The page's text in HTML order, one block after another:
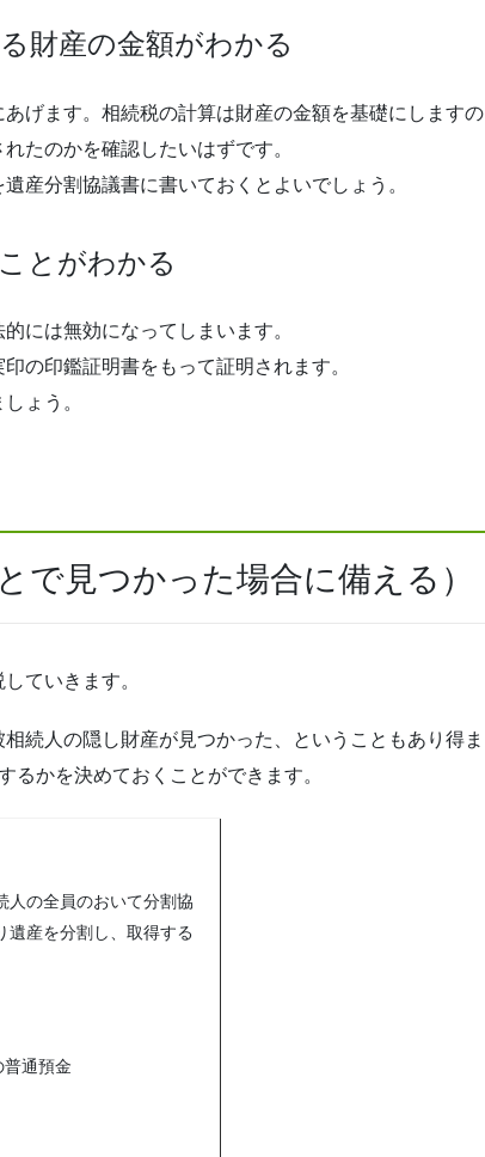
財産の金額がわかる
げます。相続税の計算は財産の金額を基礎にしますの
たのかを確認したいはずです。
産分割協議書に書いておくとよいでしょう。
とがわかる
には無効になってしまいます。
の印鑑証明書をもって証明されます。
ょう。
で見つかった場合に備える）
ていきます。
続人の隠し財産が見つかった、ということもあり得ま
るかを決めておくことができます。
人の全員のおいて分割協
遺産を分割し、取得する
通預金